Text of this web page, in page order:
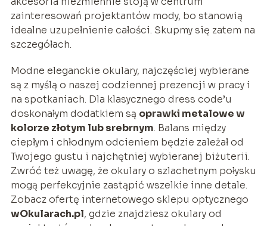
zainteresowań projektantów mody, bo stanowią
idealne uzupełnienie całości. Skupmy się zatem na
szczegółach.
Modne eleganckie okulary, najczęściej wybierane
są z myślą o naszej codziennej prezencji w pracy i
na spotkaniach. Dla klasycznego dress code’u
doskonałym dodatkiem są oprawki metalowe w
kolorze złotym lub srebrnym. Balans między
ciepłym i chłodnym odcieniem będzie zależał od
Twojego gustu i najchętniej wybieranej biżuterii.
Zwróć też uwagę, że okulary o szlachetnym połysku
mogą perfekcyjnie zastąpić wszelkie inne detale.
Zobacz ofertę internetowego sklepu optycznego
wOkularach.pl, gdzie znajdziesz okulary od